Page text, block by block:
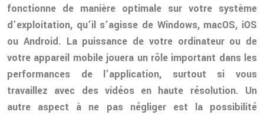
fonctionne de manière optimale sur votre système
d’exploitation, qu’il s’agisse de Windows, macOS, iOS
ou Android. La puissance de votre ordinateur ou de
votre appareil mobile jouera un rôle important dans les
performances de l’application, surtout si vous
travaillez avec des vidéos en haute résolution. Un
autre aspect à ne pas négliger est la possibilité